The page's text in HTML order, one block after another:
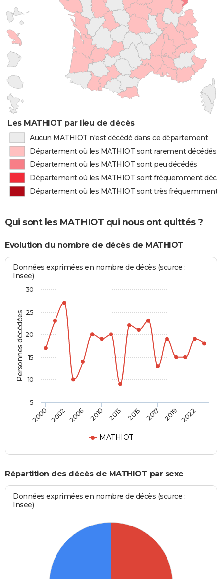
Les MATHIOT par lieu de décès
Aucun MATHIOT n'est décédé dans ce département
Département où les MATHIOT sont rarement décédés
Département où les MATHIOT sont peu décédés
Département où les MATHIOT sont fréquemment
Département où les MATHIOT sont très fréquemment
Qui sont les MATHIOT qui nous ont quittés ?
Evolution du nombre de décès de MATHIOT
Personnes décédées
Données exprimées en nombre de décès (source :
Insee)
MATHIOT
2000 2002 2006 2010 2013 2015 2017 2019 2022
5
10
15
20
25
30
Répartition des décès de MATHIOT par sexe
Données exprimées en nombre de décès (source :
Insee)